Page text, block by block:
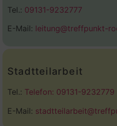
Tel.: 09131-9232777
E-Mail: leitung@treffpunkt-
Stadtteilarbeit
Tel.: Telefon: 09131-9232779
E-Mail: